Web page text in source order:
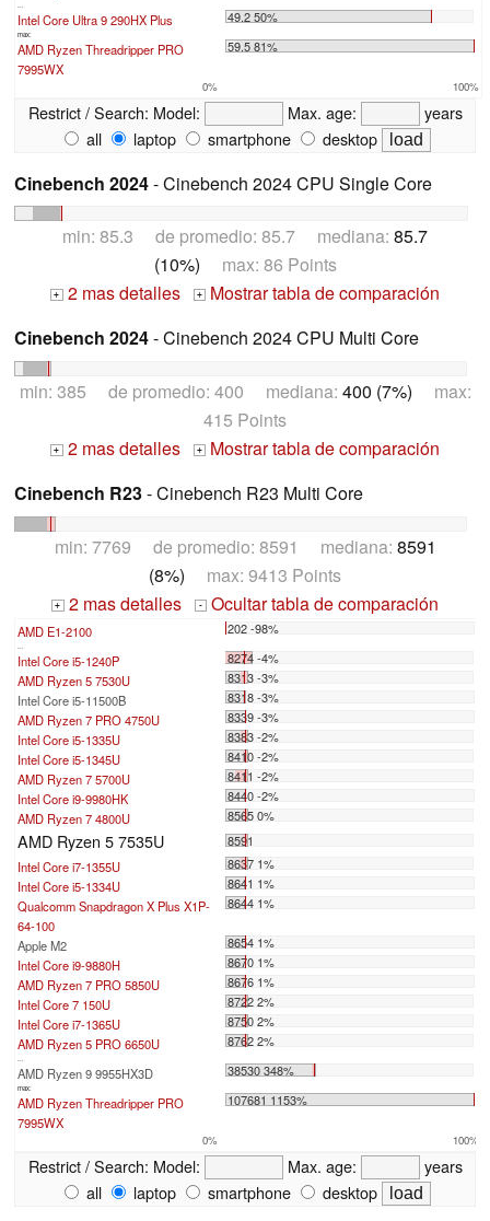
Intel Core Ultra 9 290HX Plus 49.2 50%
max:
AMD Ryzen Threadripper PRO
7995WX
59.5 81%
0% 100%
Restrict / Search: Model: Max. age:
years
all
laptop smartphone desktop
Cinebench 2024- Cinebench 2024 CPU Single Core
min: 85.3 de promedio: 85.7 mediana: 85.7
(10%) max: 86 Points
+ 2 mas detalles +
Mostrar tabla de comparación
Cinebench 2024- Cinebench 2024 CPU Multi Core
min: 385 de promedio: 400 mediana: 400 (7%) max:
415 Points
+ 2 mas detalles +
Mostrar tabla de comparación
Cinebench R23- Cinebench R23 Multi Core
min: 7769 de promedio: 8591 mediana: 8591
(8%) max: 9413 Points
+ 2 mas detalles - Ocultar tabla de comparación
AMD E1-2100 202 -98%
...
Intel Core i5-1240P
8274 -4%
AMD Ryzen 5 7530U
8313 -3%
Intel Core i5-11500B
8318 -3%
AMD Ryzen 7 PRO 4750U
8339 -3%
Intel Core i5-1335U
8383 -2%
Intel Core i5-1345U
8410 -2%
AMD Ryzen 7 5700U
8411 -2%
Intel Core i9-9980HK
8440 -2%
AMD Ryzen 7 4800U
8565 0%
AMD Ryzen 5 7535U
8591
Intel Core i7-1355U
8637 1%
Intel Core i5-1334U
8641 1%
Qualcomm Snapdragon X Plus X1P-
64-100
8644 1%
Apple M2
8654 1%
Intel Core i9-9880H
8670 1%
AMD Ryzen 7 PRO 5850U
8676 1%
Intel Core 7 150U
8722 2%
Intel Core i7-1365U
8750 2%
AMD Ryzen 5 PRO 6650U
8762 2%
...
AMD Ryzen 9 9955HX3D 38530 348%
max:
AMD Ryzen Threadripper PRO
7995WX
107681 1153%
0% 100%
Restrict / Search: Model: Max. age:
years
all
laptop smartphone desktop